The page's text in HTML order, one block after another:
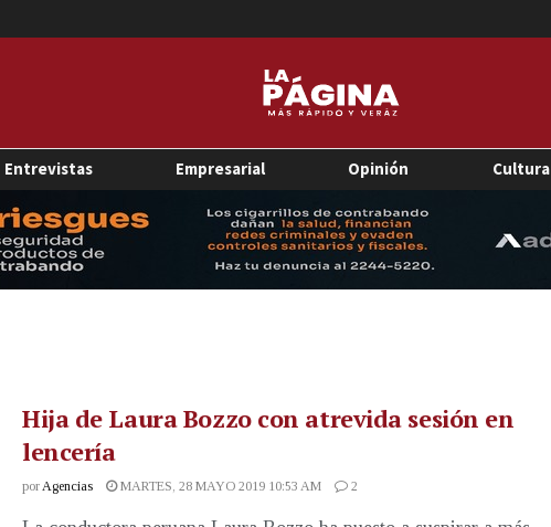
Entrevistas Empresarial Opinión Cultura
Hija de Laura Bozzo con atrevida sesión en
lencería
porAgencias MARTES, 28 MAYO 2019 10:53 AM 2